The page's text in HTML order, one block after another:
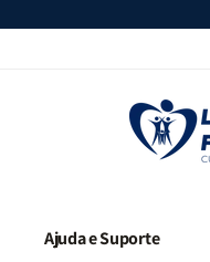
Ajuda e Suporte